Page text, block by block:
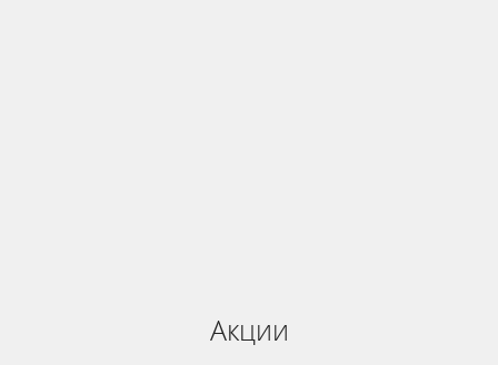
Акции